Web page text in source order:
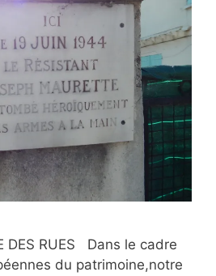
DES RUES Dans le cadre
du patrimoine,notre